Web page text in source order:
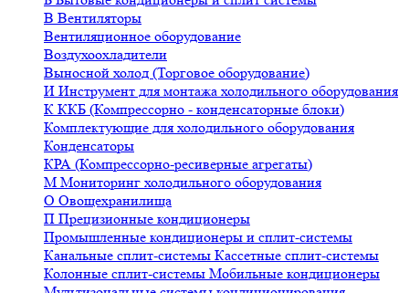
В Вентиляторы
Вентиляционное оборудование
Воздухоохладители
Выносной холод (Торговое оборудование)
И Инструмент для монтажа холодильного оборудования
К ККБ (Компрессорно - конденсаторные блоки)
Комплектующие для холодильного оборудования
Конденсаторы
КРА (Компрессорно-ресиверные агрегаты)
М Мониторинг холодильного оборудования
О Овощехранилища
П Прецизионные кондиционеры
Промышленные кондиционеры и сплит-системы
Канальные сплит-системы Кассетные сплит-системы
Колонные сплит-системы Мобильные кондиционеры